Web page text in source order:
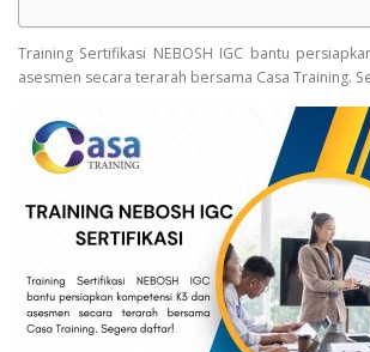
Training Sertifikasi NEBOSH IGC bantu
asesmen secara terarah bersama Casa Training.